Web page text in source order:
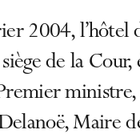
2004, l’hôtel
de la
Maire